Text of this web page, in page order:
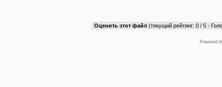
Оценить этот файл (текущий рейтинг: 0 / 5 -
Powered